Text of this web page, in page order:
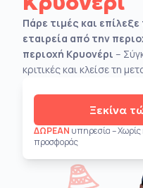
Πάρε τιμές και
εταιρεία από την
περιοχή Κρυονέρι –
κριτικές και κλείσε τη
Ξεκίνα
ΔΩΡΕΑΝ υπηρεσία – Χωρίς
προσφοράς